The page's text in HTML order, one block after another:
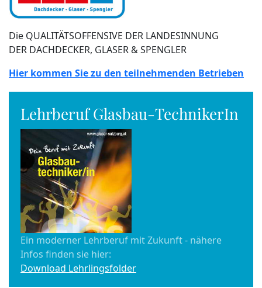
Die QUALITÄTSOFFENSIVE DER LANDESINNUNG
DER DACHDECKER, GLASER & SPENGLER
Hier kommen Sie zu den teilnehmenden Betrieben
Lehrberuf Glasbau-TechnikerIn
Ein moderner Lehrberuf mit Zukunft - nähere
Infos finden sie hier:
Download Lehrlingsfolder